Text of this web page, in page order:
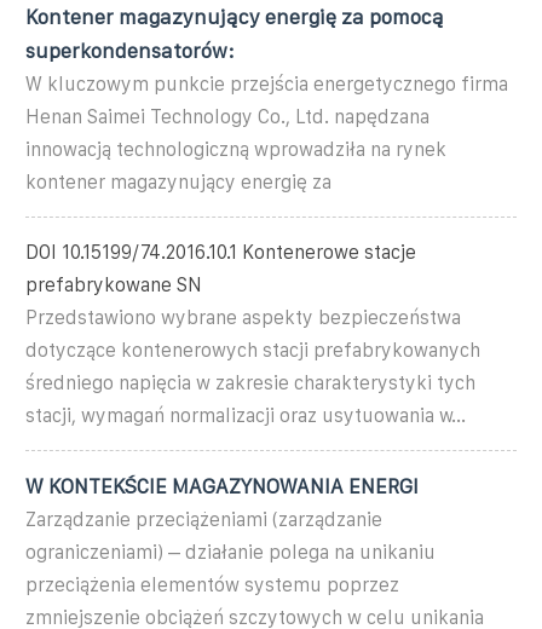
Kontener magazynujący energię za pomocą
superkondensatorów:
W kluczowym punkcie przejścia energetycznego firma
Henan Saimei Technology Co., Ltd. napędzana
innowacją technologiczną wprowadziła na rynek
kontener magazynujący energię za
DOI 10.15199/74.2016.10.1 Kontenerowe stacje
prefabrykowane SN
Przedstawiono wybrane aspekty bezpieczeństwa
dotyczące kontenerowych stacji prefabrykowanych
średniego napięcia w zakresie charakterystyki tych
stacji, wymagań normalizacji oraz usytuowania w...
W KONTEKŚCIE MAGAZYNOWANIA ENERGI
Zarządzanie przeciążeniami (zarządzanie
ograniczeniami) – działanie polega na unikaniu
przeciążenia elementów systemu poprzez
zmniejszenie obciążeń szczytowych w celu unikania